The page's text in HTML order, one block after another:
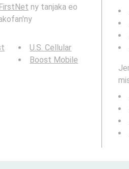
ny tanjaka eo
U.S. Cellular
Boost Mobile